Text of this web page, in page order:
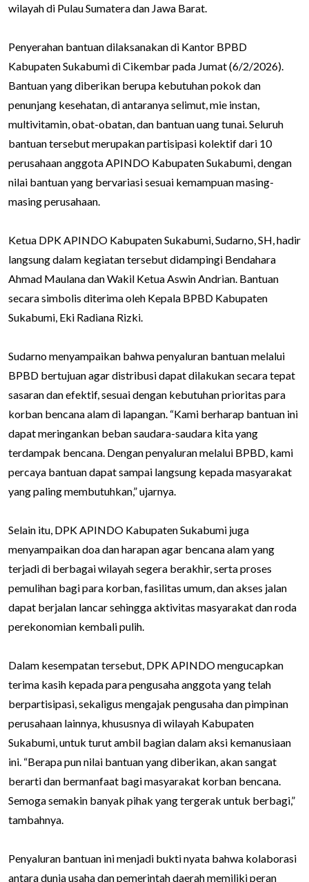
wilayah di Pulau Sumatera dan Jawa Barat.
Penyerahan bantuan dilaksanakan di Kantor BPBD
Kabupaten Sukabumi di Cikembar pada Jumat (6/2/2026).
Bantuan yang diberikan berupa kebutuhan pokok dan
penunjang kesehatan, di antaranya selimut, mie instan,
multivitamin, obat-obatan, dan bantuan uang tunai. Seluruh
bantuan tersebut merupakan partisipasi kolektif dari 10
perusahaan anggota APINDO Kabupaten Sukabumi, dengan
nilai bantuan yang bervariasi sesuai kemampuan masing-
masing perusahaan.
Ketua DPK APINDO Kabupaten Sukabumi, Sudarno, SH, hadir
langsung dalam kegiatan tersebut didampingi Bendahara
Ahmad Maulana dan Wakil Ketua Aswin Andrian. Bantuan
secara simbolis diterima oleh Kepala BPBD Kabupaten
Sukabumi, Eki Radiana Rizki.
Sudarno menyampaikan bahwa penyaluran bantuan melalui
BPBD bertujuan agar distribusi dapat dilakukan secara tepat
sasaran dan efektif, sesuai dengan kebutuhan prioritas para
korban bencana alam di lapangan. “Kami berharap bantuan ini
dapat meringankan beban saudara-saudara kita yang
terdampak bencana. Dengan penyaluran melalui BPBD, kami
percaya bantuan dapat sampai langsung kepada masyarakat
yang paling membutuhkan,” ujarnya.
Selain itu, DPK APINDO Kabupaten Sukabumi juga
menyampaikan doa dan harapan agar bencana alam yang
terjadi di berbagai wilayah segera berakhir, serta proses
pemulihan bagi para korban, fasilitas umum, dan akses jalan
dapat berjalan lancar sehingga aktivitas masyarakat dan roda
perekonomian kembali pulih.
Dalam kesempatan tersebut, DPK APINDO mengucapkan
terima kasih kepada para pengusaha anggota yang telah
berpartisipasi, sekaligus mengajak pengusaha dan pimpinan
perusahaan lainnya, khususnya di wilayah Kabupaten
Sukabumi, untuk turut ambil bagian dalam aksi kemanusiaan
ini. “Berapa pun nilai bantuan yang diberikan, akan sangat
berarti dan bermanfaat bagi masyarakat korban bencana.
Semoga semakin banyak pihak yang tergerak untuk berbagi,”
tambahnya.
Penyaluran bantuan ini menjadi bukti nyata bahwa kolaborasi
antara dunia usaha dan pemerintah daerah memiliki peran